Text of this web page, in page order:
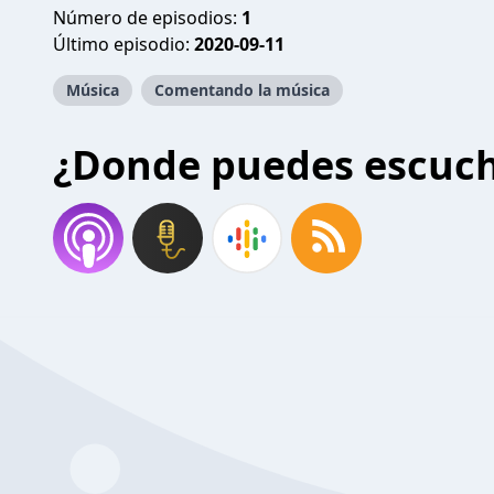
Número de episodios: 1
Último episodio: 2020-09-11
Música Comentando la música
¿Donde puedes